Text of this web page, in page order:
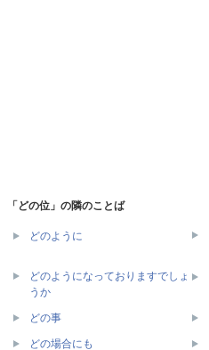
「どの位」の隣のことば
どのように
どのようになっておりますでしょ
うか
どの事
どの場合にも